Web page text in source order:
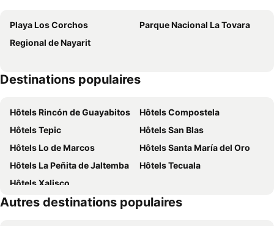
Playa Los Corchos
Parque Nacional La Tovara
Regional de Nayarit
Destinations populaires
Hôtels Rincón de Guayabitos
Hôtels Compostela
Hôtels Tepic
Hôtels San Blas
Hôtels Lo de Marcos
Hôtels Santa María del Oro
Hôtels La Peñita de Jaltemba
Hôtels Tecuala
Hôtels Xalisco
Autres destinations populaires